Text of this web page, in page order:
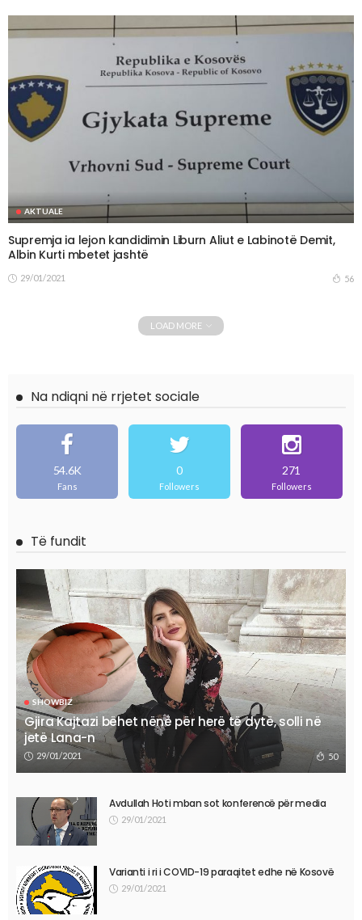
AKTUALE
Supremja ia lejon kandidimin Liburn Aliut e Labinotë Demit,
Albin Kurti mbetet jashtë
29/01/2021 56
LOAD MORE
Na ndiqni në rrjetet sociale
54.6K
Fans
0
Followers
271
Followers
Të fundit
SHOWBIZ
Gjira Kajtazi bëhet nënë për herë të dytë, solli në
jetë Lana-n
29/01/2021 50
Avdullah Hoti mban sot konferencë për media
29/01/2021
Varianti i ri i COVID-19 paraqitet edhe në Kosovë
29/01/2021